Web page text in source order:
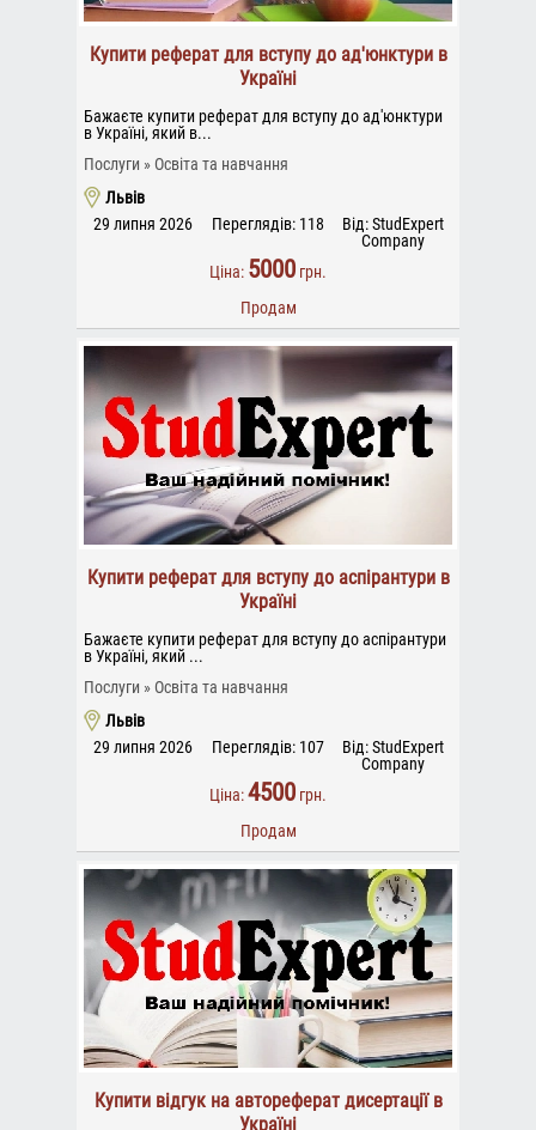
Купити реферат для вступу до ад'юнктури в
Україні
Бажаєте купити реферат для вступу до ад'юнктури
в Україні, який в...
Послуги
Освіта та навчання
Львів
29 липня 2026
Переглядів: 118
Від: StudExpert
Company
Ціна: 5000 грн.
Продам
Купити реферат для вступу до аспірантури в
Україні
Бажаєте купити реферат для вступу до аспірантури
в Україні, який ...
Послуги
Освіта та навчання
Львів
29 липня 2026
Переглядів: 107
Від: StudExpert
Company
Ціна:4500 грн.
Продам
Купити відгук на автореферат дисертації в
Україні